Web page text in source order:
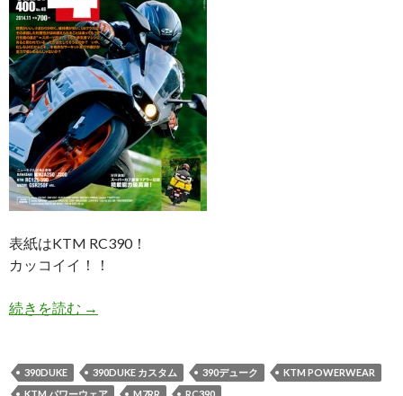
表紙はKTM RC390！
カッコイイ！！
続きを読む U4（アンダー400）最新号、発売しました！
→
390DUKE 390DUKE カスタム 390デューク
KTM POWERWEAR